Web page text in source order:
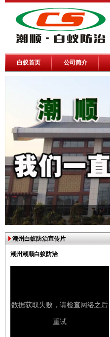
白蚁首页 公司简介
潮州白蚁防治宣传片
潮州潮顺白蚁防治